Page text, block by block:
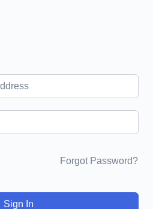
Forgot Password?
Sign In